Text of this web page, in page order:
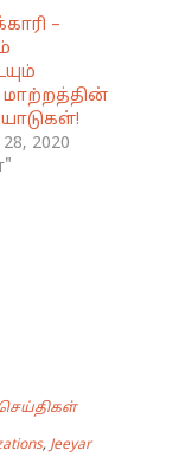
–
மாற்றத்தின்
2020
செய்திகள்
, Jeeyar